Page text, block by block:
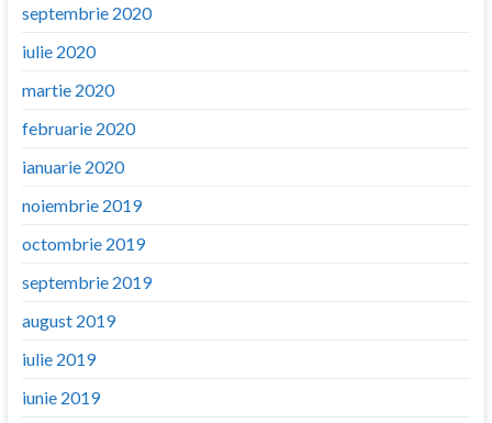
septembrie 2020
iulie 2020
martie 2020
februarie 2020
ianuarie 2020
noiembrie 2019
octombrie 2019
septembrie 2019
august 2019
iulie 2019
iunie 2019